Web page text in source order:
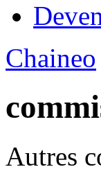
Chaineo
Autres